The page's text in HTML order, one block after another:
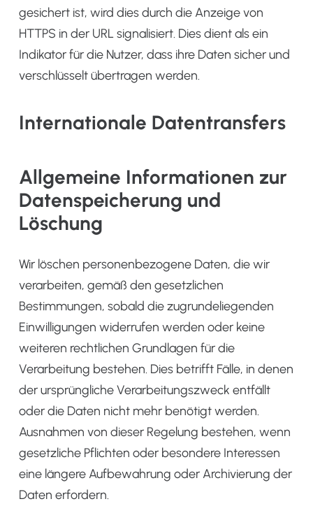
gesichert ist, wird dies durch die Anzeige von
HTTPS in der URL signalisiert. Dies dient als ein
Indikator für die Nutzer, dass ihre Daten sicher und
verschlüsselt übertragen werden.
Internationale Datentransfers
Allgemeine Informationen zur
Datenspeicherung und
Löschung
Wir löschen personenbezogene Daten, die wir
verarbeiten, gemäß den gesetzlichen
Bestimmungen, sobald die zugrundeliegenden
Einwilligungen widerrufen werden oder keine
weiteren rechtlichen Grundlagen für die
Verarbeitung bestehen. Dies betrifft Fälle, in denen
der ursprüngliche Verarbeitungszweck entfällt
oder die Daten nicht mehr benötigt werden.
Ausnahmen von dieser Regelung bestehen, wenn
gesetzliche Pflichten oder besondere Interessen
eine längere Aufbewahrung oder Archivierung der
Daten erfordern.